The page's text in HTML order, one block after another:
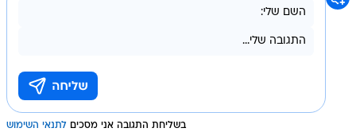
בשליחת התגובה אני מסכים לתנאי השימוש